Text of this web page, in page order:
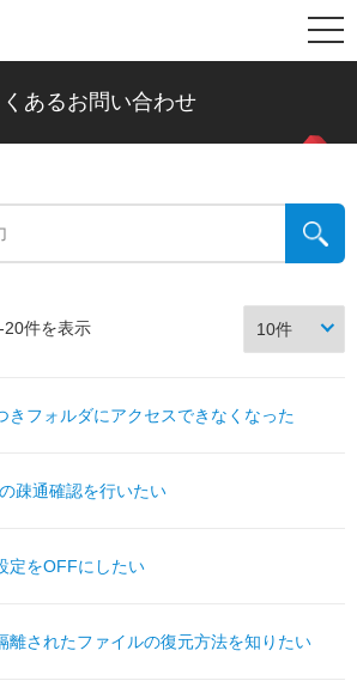
特長
ト付きPC
対策 保証内容
いて
よくあるお問い合わせ
パートナーサイト
くあるお問い合わせ
件を表示
きフォルダにアクセスできなくなった
疎通確認を行いたい
定をOFFにしたい
離されたファイルの復元方法を知りたい